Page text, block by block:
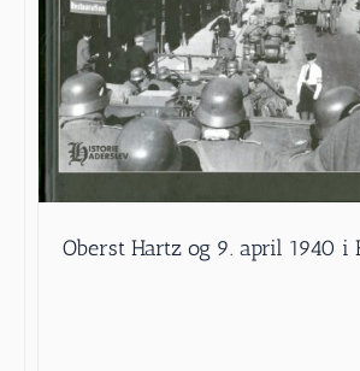
Oberst Hartz og 9. april 1940 i